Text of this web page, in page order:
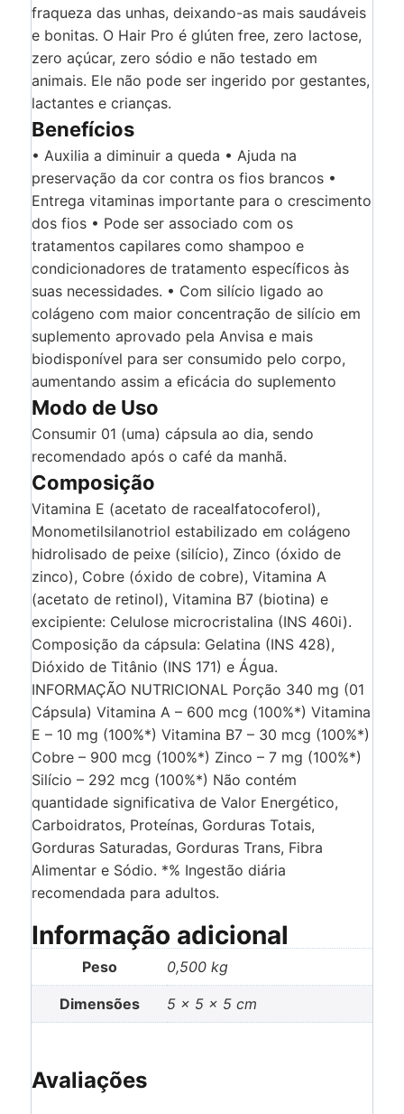
fraqueza das unhas, deixando-as mais saudáveis
e bonitas. O Hair Pro é glúten free, zero lactose,
zero açúcar, zero sódio e não testado em
animais. Ele não pode ser ingerido por gestantes,
lactantes e crianças.
Benefícios
• Auxilia a diminuir a queda • Ajuda na
preservação da cor contra os fios brancos •
Entrega vitaminas importante para o crescimento
dos fios • Pode ser associado com os
tratamentos capilares como shampoo e
condicionadores de tratamento específicos às
suas necessidades. • Com silício ligado ao
colágeno com maior concentração de silício em
suplemento aprovado pela Anvisa e mais
biodisponível para ser consumido pelo corpo,
aumentando assim a eficácia do suplemento
Modo de Uso
Consumir 01 (uma) cápsula ao dia, sendo
recomendado após o café da manhã.
Composição
Vitamina E (acetato de racealfatocoferol),
Monometilsilanotriol estabilizado em colágeno
hidrolisado de peixe (silício), Zinco (óxido de
zinco), Cobre (óxido de cobre), Vitamina A
(acetato de retinol), Vitamina B7 (biotina) e
excipiente: Celulose microcristalina (INS 460i).
Composição da cápsula: Gelatina (INS 428),
Dióxido de Titânio (INS 171) e Água.
INFORMAÇÃO NUTRICIONAL Porção 340 mg (01
Cápsula) Vitamina A – 600 mcg (100%*) Vitamina
E – 10 mg (100%*) Vitamina B7 – 30 mcg (100%*)
Cobre – 900 mcg (100%*) Zinco – 7 mg (100%*)
Silício – 292 mcg (100%*) Não contém
quantidade significativa de Valor Energético,
Carboidratos, Proteínas, Gorduras Totais,
Gorduras Saturadas, Gorduras Trans, Fibra
Alimentar e Sódio. *% Ingestão diária
recomendada para adultos.
Informação adicional
Peso 0,500 kg
Dimensões 5 × 5 × 5 cm
Avaliações